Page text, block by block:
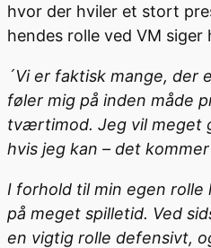
hvor der hviler et stort
hendes rolle ved VM siger
´Vi er faktisk mange, der
føler mig på inden måde
tværtimod. Jeg vil meget
hvis jeg kan – det
I forhold til min egen rolle
på meget spilletid. Ved
en vigtig rolle defensivt,